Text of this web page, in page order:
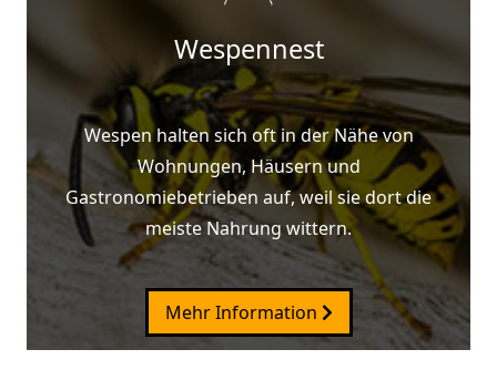
Wespennest
Wespen halten sich oft in der Nähe von
Wohnungen, Häusern und
Gastronomiebetrieben auf, weil sie dort die
meiste Nahrung wittern.
Mehr Information